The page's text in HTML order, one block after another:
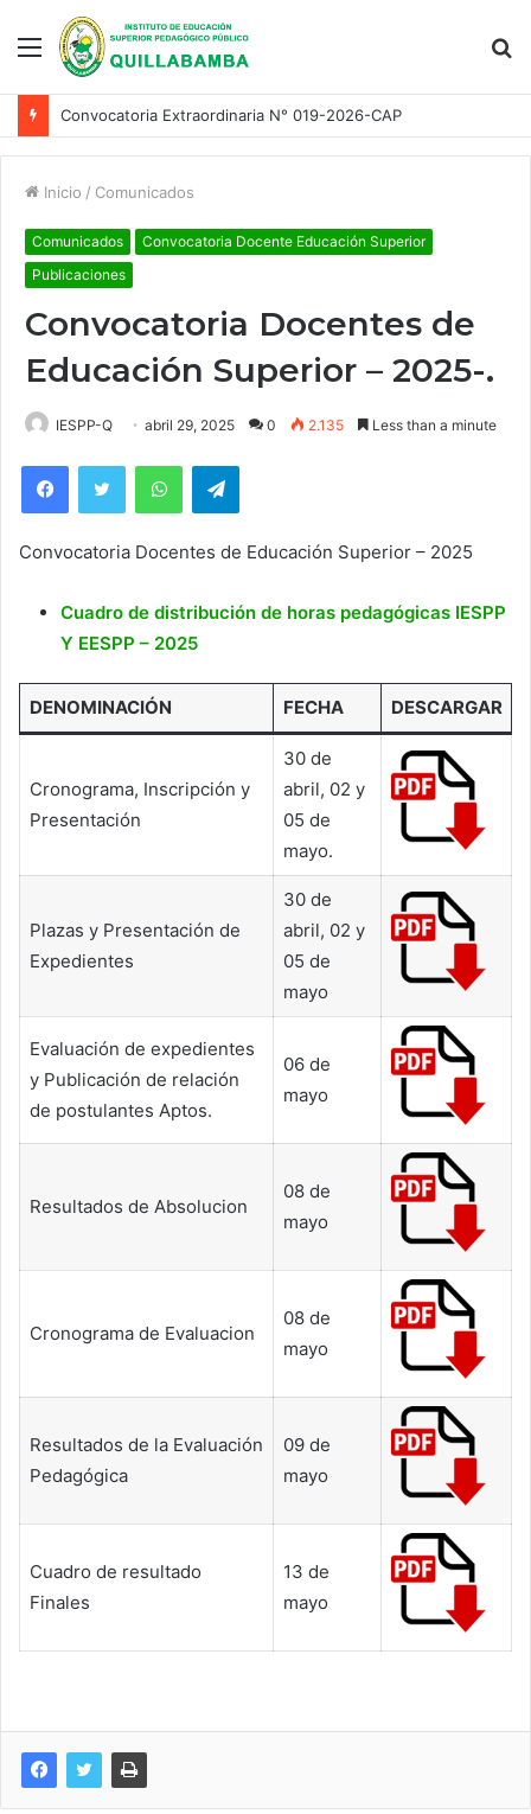
Menu
Convocatoria Extraordinaria N° 013-2026-CAP
Inicio / Comunicados
Comunicados
Convocatoria Docente Educación Superior
Publicaciones
Convocatoria Docentes de
Educación Superior – 2025-.
IESPP-Q abril 29, 2025 0 2.135 Less than a minute
FacebookTwitter WhatsAppTelegram
Convocatoria Docentes de Educación Superior – 2025
Cuadro de distribución de horas pedagógicas IESPP
Y EESPP – 2025
DENOMINACIÓN FECHA DESCARGAR
Cronograma, Inscripción y
Presentación
30 de
abril, 02 y
05 de
mayo.
Plazas y Presentación de
Expedientes
30 de
abril, 02 y
05 de
mayo
Evaluación de expedientes
y Publicación de relación
de postulantes Aptos.
06 de
mayo
Resultados de Absolucion
08 de
mayo
Cronograma de Evaluacion
08 de
mayo
Resultados de la Evaluación
Pedagógica
09 de
mayo
Cuadro de resultado
Finales
13 de
mayo